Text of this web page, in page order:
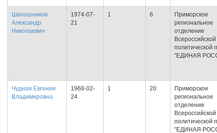
Шапошников
Александр
Николаевич
1974-07-
21
1 6
Приморское
региональное
отделение
Всероссийской
политической
"ЕДИНАЯ
Чудная Евгения
Владимировна
1968-02-
24
1 20
Приморское
региональное
отделение
Всероссийской
политической
"ЕДИНАЯ